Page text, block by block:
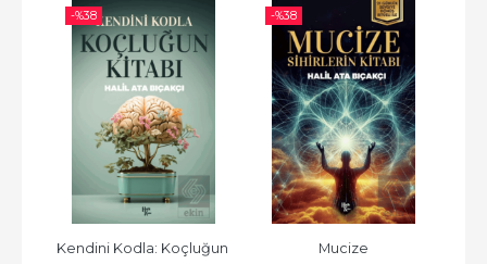
-%38
Kendini Kodla: Koçluğun
-%38
Mucize